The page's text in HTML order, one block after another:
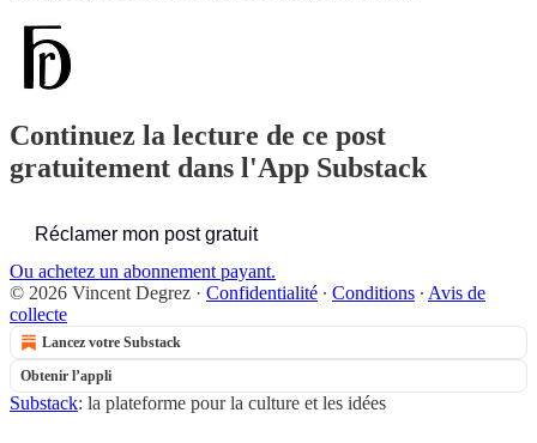
Continuez la lecture de ce post
gratuitement dans l'App Substack
Réclamer mon post gratuit
Ou achetez un abonnement payant.
© 2026 Vincent Degrez · Confidentialité ∙ Conditions ∙ Avis de
collecte
Lancez votre Substack
Obtenir l’appli
Substack: la plateforme pour la culture et les idées